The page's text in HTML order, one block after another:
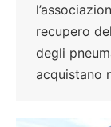
recupero
degli
acquistano